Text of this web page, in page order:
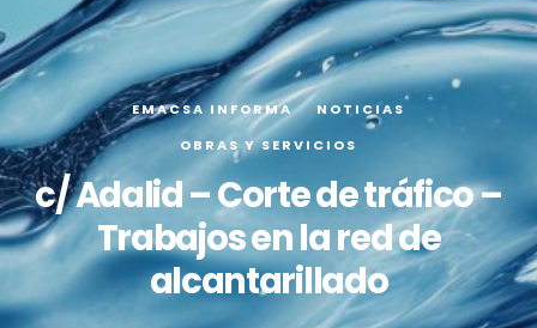
EMACSA INFORMA
NOTICIAS
OBRAS Y SERVICIOS
c/ Adalid – Corte de tráfico –
Trabajos en la red de
alcantarillado